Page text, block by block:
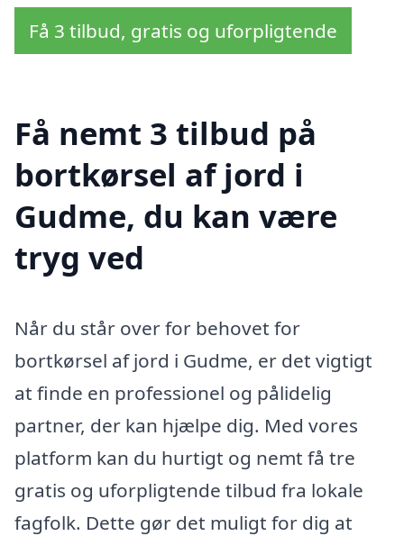
Få 3 tilbud, gratis og uforpligtende
Få nemt 3 tilbud på
bortkørsel af jord i
Gudme, du kan være
tryg ved
Når du står over for behovet for
bortkørsel af jord i Gudme, er det vigtigt
at finde en professionel og pålidelig
partner, der kan hjælpe dig. Med vores
platform kan du hurtigt og nemt få tre
gratis og uforpligtende tilbud fra lokale
fagfolk. Dette gør det muligt for dig at